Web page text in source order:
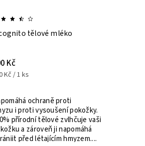
mléko
proti
vysoušení pokožky.
tělové zvlhčuje vaši
ji napomáhá
létajícím hmyzem....